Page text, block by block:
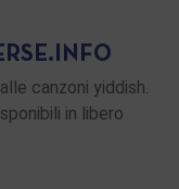
canzoni yiddish.
in libero